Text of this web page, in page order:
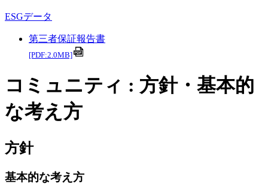
ESGデータ
第三者保証報告書
[PDF:2.0MB]
コミュニティ : 方針・基本的
な考え方
方針
基本的な考え方